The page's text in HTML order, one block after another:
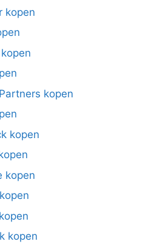
kopen
kopen
kopen
kopen
kopen